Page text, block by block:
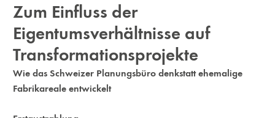
Zum Einfluss der
Eigentumsverhältnisse auf
Transformationsprojekte
Wie das Schweizer Planungsbüro denkstatt ehemalige
Fabrikareale entwickelt